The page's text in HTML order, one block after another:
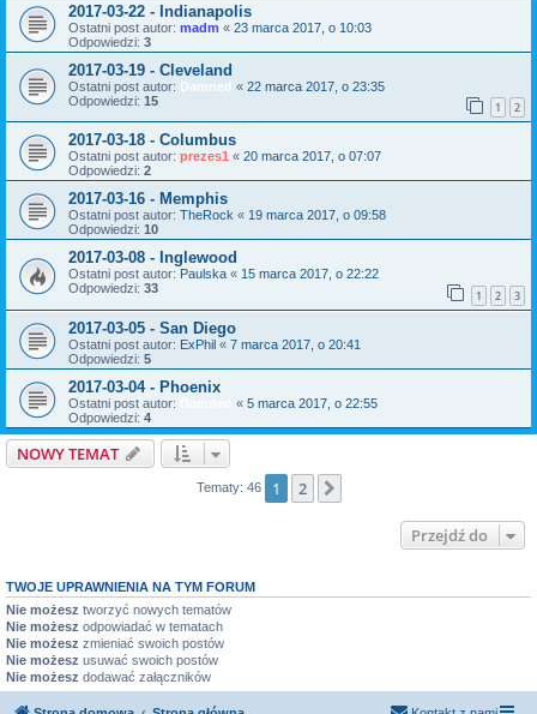
2017-03-22 - Indianapolis
Ostatni post autor: madm « 23 marca 2017, o 10:03
Odpowiedzi: 3
2017-03-19 - Cleveland
Ostatni post autor: Damned « 22 marca 2017, o 23:35
Odpowiedzi: 15 1 2
2017-03-18 - Columbus
Ostatni post autor: prezes1 « 20 marca 2017, o 07:07
Odpowiedzi: 2
2017-03-16 - Memphis
Ostatni post autor: TheRock « 19 marca 2017, o 09:58
Odpowiedzi: 10
2017-03-08 - Inglewood
Ostatni post autor: Paulska « 15 marca 2017, o 22:22
Odpowiedzi: 33 1 2 3
2017-03-05 - San Diego
Ostatni post autor: ExPhil « 7 marca 2017, o 20:41
Odpowiedzi: 5
2017-03-04 - Phoenix
Ostatni post autor: « 5 marca 2017, o 22:55
Odpowiedzi: 4
NOWY TEMAT
Tematy: 46 1 2
Przejdź do
TWOJE UPRAWNIENIA NA TYM FORUM
Nie możesz tworzyć nowych tematów
Nie możesz odpowiadać w tematach
Nie możesz zmieniać swoich postów
Nie możesz usuwać swoich postów
Nie możesz dodawać załączników